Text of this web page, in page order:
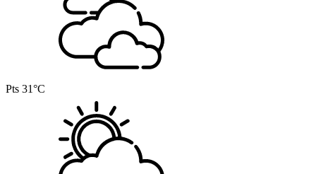
Pts 31°C